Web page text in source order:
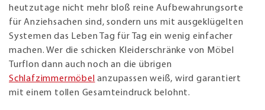
heutzutage nicht mehr bloß reine Aufbewahrungsorte
für Anziehsachen sind, sondern uns mit ausgeklügelten
Systemen das Leben Tag für Tag ein wenig einfacher
machen. Wer die schicken Kleiderschränke von Möbel
Turflon dann auch noch an die übrigen
Schlafzimmermöbel anzupassen weiß, wird garantiert
mit einem tollen Gesamteindruck belohnt.